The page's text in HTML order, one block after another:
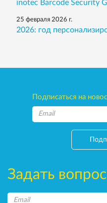
inotec Barcode Security
25 февраля 2026 г.
2026: год
Подписаться на
Задать вопрос